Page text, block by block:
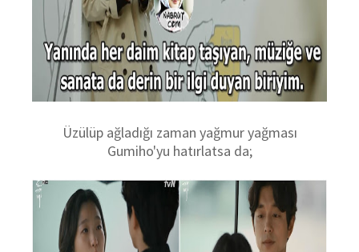
Üzülüp ağladığı zaman yağmur yağması
Gumiho'yu hatırlatsa da;